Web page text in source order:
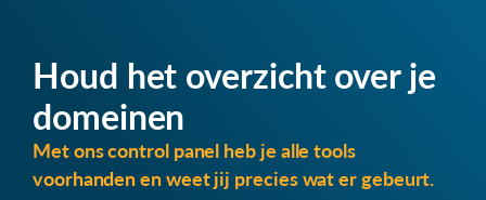
Houd het overzicht over je
domeinen
Met ons control panel heb je alle tools
voorhanden en weet jij precies wat er gebeurt.